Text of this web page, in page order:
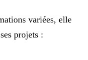
variées, elle
projets :